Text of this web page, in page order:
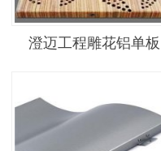
澄迈工程雕花铝单板